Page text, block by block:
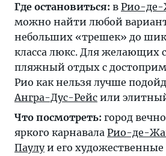
Где остановиться: в Рио-де-
можно найти любой
небольших «трешек» до
класса люкс. Для желающих
пляжный отдых с
Рио как нельзя лучше
Ангра-Дус-Рейс или
Что посмотреть: город
яркого карнавала Рио-де-
Паулуи его художественные